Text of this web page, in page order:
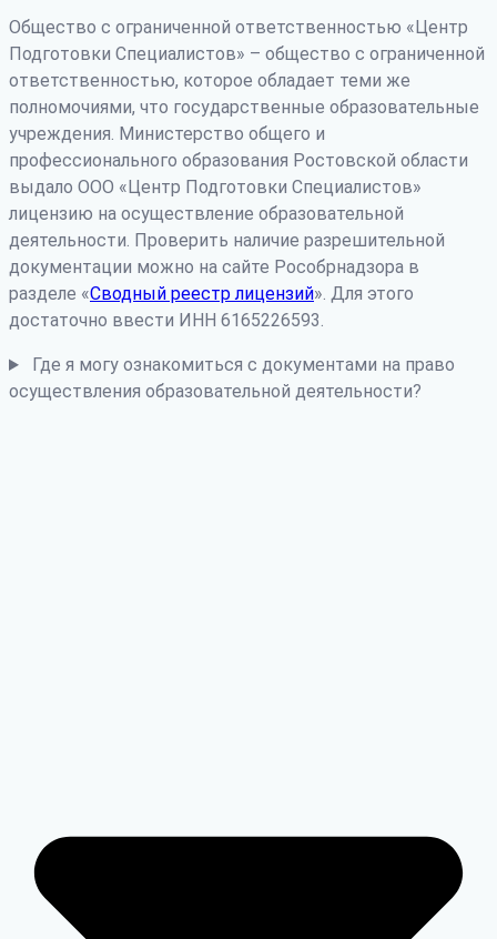
Общество с ограниченной ответственностью «Центр
Подготовки Специалистов» – общество с ограниченной
ответственностью, которое обладает теми же
полномочиями, что государственные образовательные
учреждения. Министерство общего и
профессионального образования Ростовской области
выдало ООО «Центр Подготовки Специалистов»
лицензию на осуществление образовательной
деятельности. Проверить наличие разрешительной
документации можно на сайте Рособрнадзора в
разделе «Сводный реестр лицензий». Для этого
достаточно ввести ИНН 6165226593.
Где я могу ознакомиться с документами на право
осуществления образовательной деятельности?